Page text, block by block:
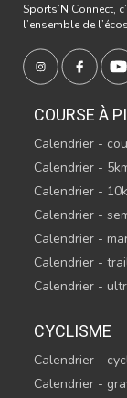
Sports’N Connect,
l’ensemble de
COURSE À
Calendrier -
Calendrier -
Calendrier -
Calendrier -
Calendrier -
Calendrier -
Calendrier -
CYCLISME
Calendrier -
Calendrier -